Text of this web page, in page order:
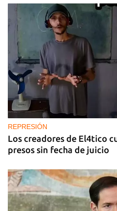
REPRESIÓN
Los creadores de El4tico
presos sin fecha de juicio